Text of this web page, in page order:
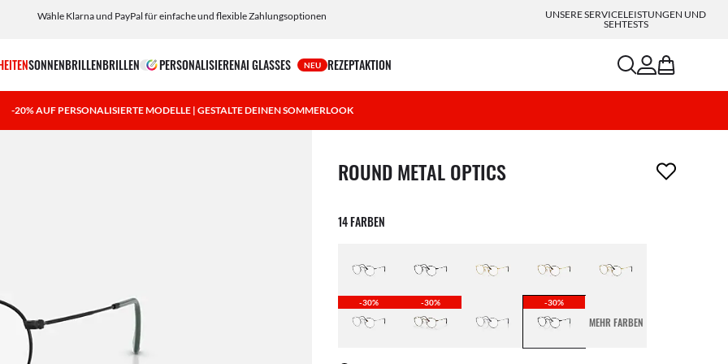
Wähle Klarna und PayPal für einfache und flexible Zahlungsoptionen
UNSERE SERVICELEISTUNGEN UND
SEHTESTS
SONNENBRILLENBRILLEN PERSONALISIERENAI GLASSES NEU REZEPTAKTION searchaccount
bag
-20% AUF PERSONALISIERTE MODELLE | GESTALTE DEINEN SOMMERLOOK
1 Artikel wurde von deiner Wunschliste entfernt
ROUND METAL OPTICS
14 FARBEN
-30% -30% -30%
MEHR FARBEN